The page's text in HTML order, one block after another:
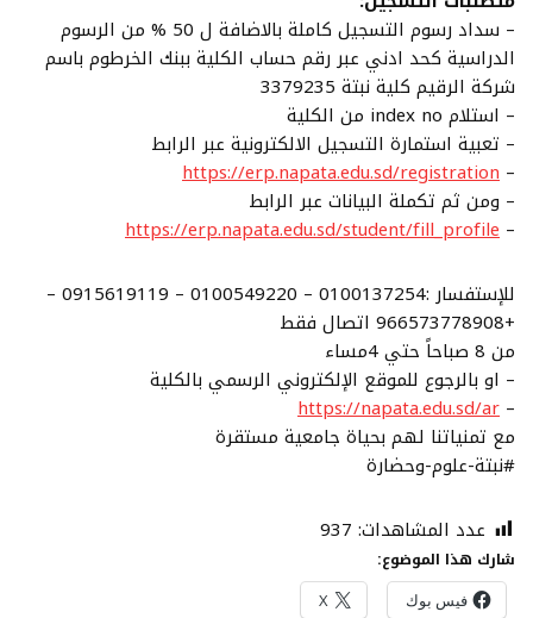
– سداد رسوم التسجيل كاملة بالاضافة ل 50 % من الرسوم
الدراسية كحد ادني عبر رقم حساب الكلية ببنك الخرطوم باسم
شركة الرقيم كلية نبتة 3379235
– استلام index no من الكلية
– تعبية استمارة التسجيل الالكترونية عبر الرابط
–
https://erp.napata.edu.sd/registration
– ومن ثم تكملة البيانات عبر الرابط
–
https://erp.napata.edu.sd/student/fill_profile
للإستفسار :0100137254 – 0100549220 – 0915619119 –
+966573778908 اتصال فقط
من 8 صباحاً حتي 4مساء
– او بالرجوع للموقع الإلكتروني الرسمي بالكلية
–
https://napata.edu.sd/ar
مع تمنياتنا لهم بحياة جامعية مستقرة
#نبتة-علوم-وحضارة
عدد المشاهدات: 937
شارك هذا الموضوع:
فيس بوك X